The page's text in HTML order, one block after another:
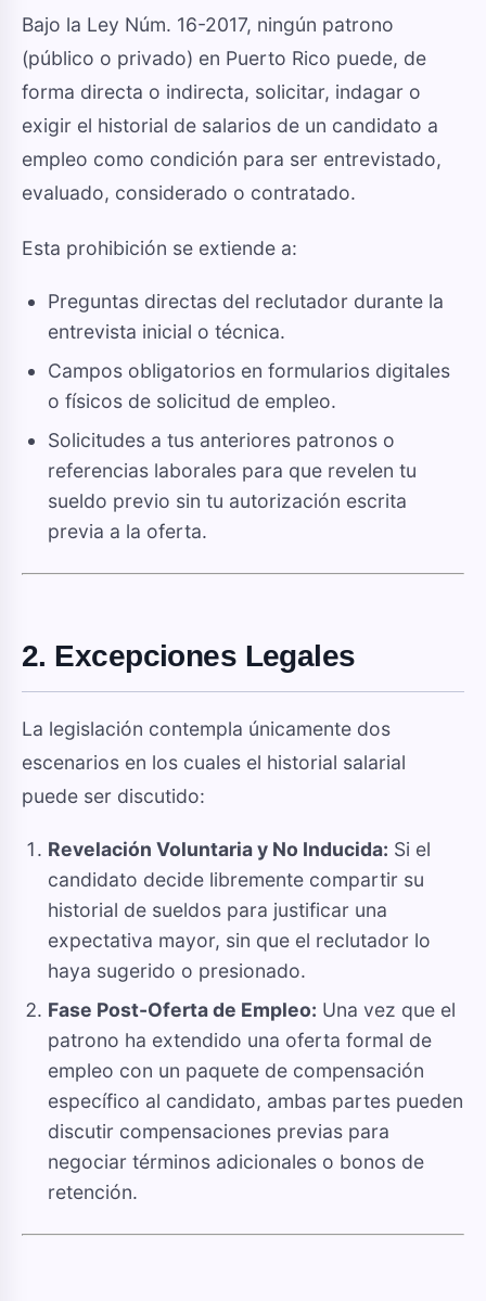
Bajo la Ley Núm. 16-2017, ningún patrono
(público o privado) en Puerto Rico puede, de
forma directa o indirecta, solicitar, indagar o
exigir el historial de salarios de un candidato a
empleo como condición para ser entrevistado,
evaluado, considerado o contratado.
Esta prohibición se extiende a:
Preguntas directas del reclutador durante la
entrevista inicial o técnica.
Campos obligatorios en formularios digitales
o físicos de solicitud de empleo.
Solicitudes a tus anteriores patronos o
referencias laborales para que revelen tu
sueldo previo sin tu autorización escrita
previa a la oferta.
2. Excepciones Legales
La legislación contempla únicamente dos
escenarios en los cuales el historial salarial
puede ser discutido:
Revelación Voluntaria y No Inducida: Si el
candidato decide libremente compartir su
historial de sueldos para justificar una
expectativa mayor, sin que el reclutador lo
haya sugerido o presionado.
Fase Post-Oferta de Empleo: Una vez que el
patrono ha extendido una oferta formal de
empleo con un paquete de compensación
específico al candidato, ambas partes pueden
discutir compensaciones previas para
negociar términos adicionales o bonos de
retención.